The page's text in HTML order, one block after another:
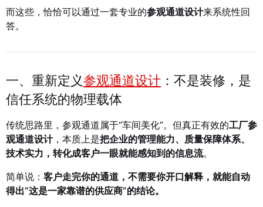
而这些，恰恰可以通过一套专业的参观通道设计来系统性回
答。
一、重新定义参观通道设计 ：不是装修，是
信任系统的物理载体
传统思路里，参观通道属于“车间美化”。但真正有效的工厂参
观通道设计，本质上是把企业的管理能力、质量保障体系、
技术实力，转化成客户一眼就能感知到的信息流。
简单说： 客户走完你的通道，不需要你开口解释，就能自动
得出“这是一家靠谱的供应商”的结论。